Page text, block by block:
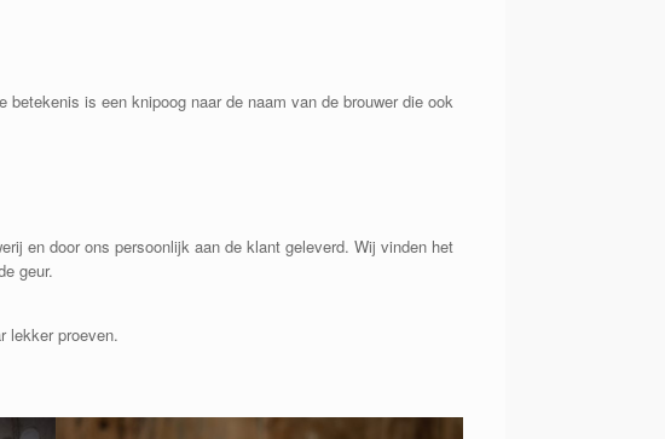
is een knipoog naar de naam van de brouwer die ook
en door ons persoonlijk aan de klant geleverd. Wij vinden het
geur.
lekker proeven.